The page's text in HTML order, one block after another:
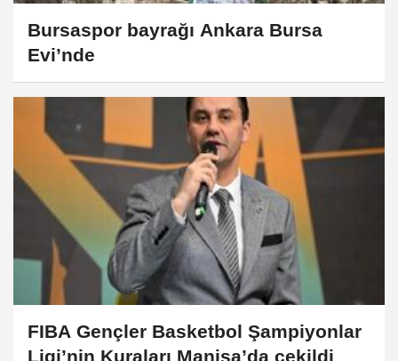
Bursaspor bayrağı Ankara Bursa
Evi’nde
FIBA Gençler Basketbol Şampiyonlar
Ligi’nin Kuraları Manisa’da çekildi